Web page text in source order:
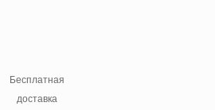
Бесплатная
доставка